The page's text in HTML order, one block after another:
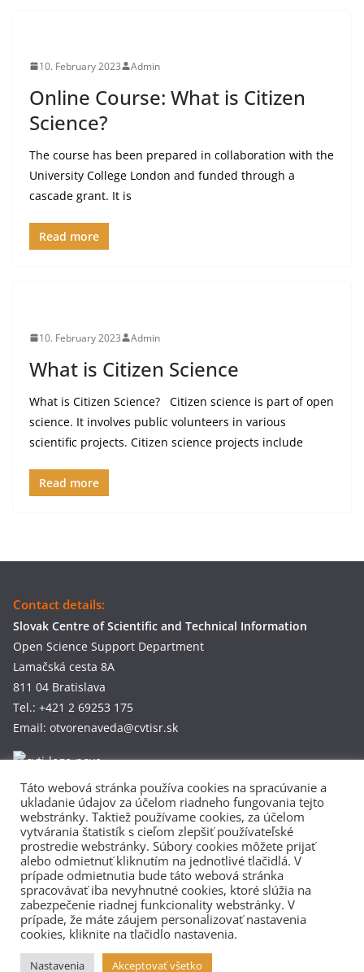
10. February 2023 Admin
Online Course: What is Citizen
Science?
The course has been prepared in collaboration with the
University College London and funded through a
cascade grant. It is
Read more
10. February 2023 Admin
What is Citizen Science
What is Citizen Science? Citizen science is part of open
science. It involves public volunteers in various
scientific projects. Citizen science projects include
Read more
Contact details:
Slovak Centre of Scientific and Technical Information
Open Science Support Department
Lamačská cesta 8A
811 04 Bratislava
Tel.: +421 2 69253 175
Email: otvorenaveda@cvtisr.sk
ITlib.Informačné technológie a knižnice Journal
Privacy Policy
Established by:
Táto webová stránka používa cookies na spracúvanie a
ukladanie údajov za účelom riadneho fungovania tejto
webstránky. Taktiež používame cookies, za účelom
vytvárania štatistík s cieľom zlepšiť používateľské
prostredie webstránky. Súbory cookies môžete prijať
alebo odmietnuť kliknutím na jednotlivé tlačidlá. V
prípade odmietnutia bude táto webová stránka
spracovávať iba nevyhnutné cookies, ktoré slúžia na
zabezpečenie riadnej funkcionality webstránky. V
prípade, že máte záujem personalizovať nastavenia
cookies, kliknite na tlačidlo nastavenia.
Nastavenia Akceptovať všetko